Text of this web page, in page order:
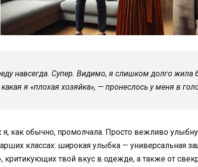
навсегда. Супер. Видимо, я слишком долго жила
какая я «плохая хозяйка», — пронеслось у меня в
я, как обычно, промолчала. Просто вежливо
классах: широкая улыбка — универсальная
критикующих твой вкус в одежде, а также от